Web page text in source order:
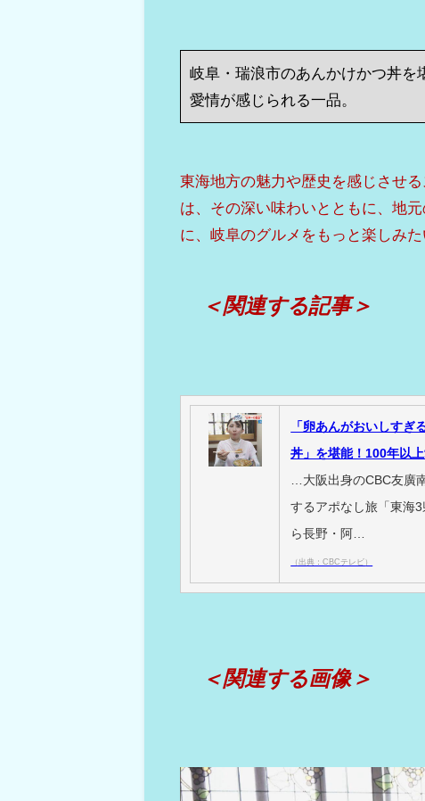
岐阜・瑞浪市のあんかけかつ丼を
愛情が感じられる一品。
東海地方の魅力や歴史を感じさせ
は、その深い味わいとともに、地
に、岐阜のグルメをもっと楽しみた
＜関連する記事＞
「卵あんがおいしすぎ
丼」を堪能！100年以
…大阪出身のCBC友廣
するアポなし旅「東海
ら長野・阿…
（出典：CBCテレビ）
＜関連する画像＞